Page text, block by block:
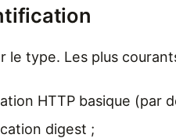
le type. Les plus
HTTP basique (par
digest ;